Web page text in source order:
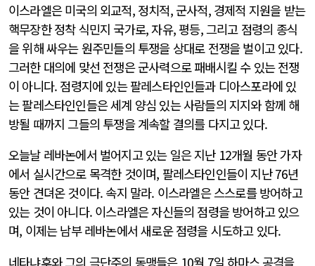
이스라엘은 미국의 외교적, 정치적, 군사적, 경제적 지원을 받는
핵무장한 정착 식민지 국가로, 자유, 평등, 그리고 점령의 종식
을 위해 싸우는 원주민들의 투쟁을 상대로 전쟁을 벌이고 있다.
그러한 대의에 맞선 전쟁은 군사력으로 패배시킬 수 있는 전쟁
이 아니다. 점령지에 있는 팔레스타인인들과 디아스포라에 있
는 팔레스타인인들은 세계 양심 있는 사람들의 지지와 함께 해
방될 때까지 그들의 투쟁을 계속할 결의를 다지고 있다.
오늘날 레바논에서 벌어지고 있는 일은 지난 12개월 동안 가자
에서 실시간으로 목격한 것이며, 팔레스타인인들이 지난 76년
동안 견뎌온 것이다. 속지 말라. 이스라엘은 스스로를 방어하고
있는 것이 아니다. 이스라엘은 자신들의 점령을 방어하고 있으
며, 이제는 남부 레바논에서 새로운 점령을 시도하고 있다.
네타냐후와 그의 극단주의 동맹들은 10월 7일 하마스 공격을